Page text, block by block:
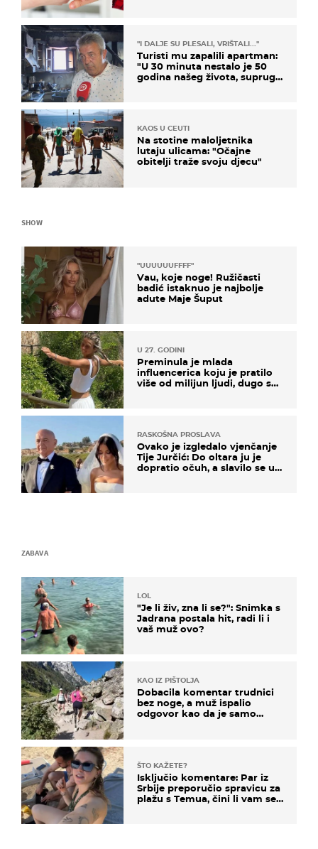
"I DALJE SU PLESALI, VRIŠTALI..."
Turisti mu zapalili apartman:
"U 30 minuta nestalo je 50
godina našeg života, supruga
KAOS U CEUTI
Na stotine maloljetnika
lutaju ulicama: "Očajne
obitelji traže svoju djecu"
SHOW
"UUUUUUFFFF"
Vau, koje noge! Ružičasti
badić istaknuo je najbolje
adute Maje Šuput
U 27. GODINI
Preminula je mlada
influencerica koju je pratilo
više od milijun ljudi, dugo se
RASKOŠNA PROSLAVA
Ovako je izgledalo vjenčanje
Tije Jurčić: Do oltara ju je
dopratio očuh, a slavilo se uz
ZABAVA
LOL
"Je li živ, zna li se?": Snimka s
Jadrana postala hit, radi li i
vaš muž ovo?
KAO IZ PIŠTOLJA
Dobacila komentar trudnici
bez noge, a muž ispalio
odgovor kao da je samo
ŠTO KAŽETE?
Isključio komentare: Par iz
Srbije preporučio spravicu za
plažu s Temua, čini li vam se